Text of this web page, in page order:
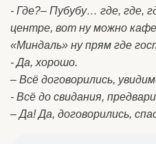
- Где?– Пубубу… где, где,
центре, вот ну можно кафе
«Миндаль» ну прям где
- Да, хорошо.
– Всё договорились,
- Всё до свидания,
– Да! Да, договорились,